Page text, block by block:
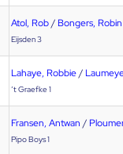
Atol, Rob/ Bongers, Robin
Eijsden 3
Lahaye, Robbie/
‘t Graefke 1
Fransen, Antwan /
Pipo Boys 1